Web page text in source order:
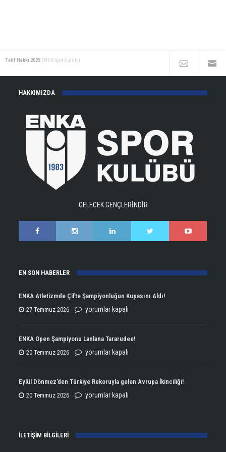
Telif Hakkı 2025 ENKA Spor Kulübü
HAKKIMIZDA
GELECEK GENÇLERİNDİR
EN SON HABERLER
ENKA Atletizmde Çifte Şampiyonluğun Kupasını Aldı!
27 Temmuz 2026
ENKA
Çifte
Şampiyonluğun
yorumlar kapalı
ENKA Open Şampiyonu Lanlana Tararudee!
20 Temmuz 2026
ENKA
Şampiyonu
Lanlana
yorumlar kapalı
Eylül Dönmez’den Türkiye Rekoruyla gelen Avrupa İkinciliği!
20 Temmuz 2026
Eylül
Rekoruyla
yorumlar kapalı
İLETİŞİM BİLGİLERİ